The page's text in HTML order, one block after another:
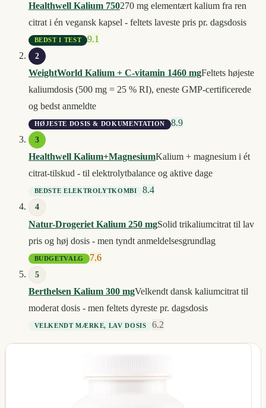
Healthwell Kalium 750270 mg elementært kalium fra ren
citrat i én vegansk kapsel - feltets laveste pris pr. dagsdosis
BEDST I TEST 9.1
2
WeightWorld Kalium + C-vitamin 1460 mgFeltets højeste
kaliumdosis (500 mg = 25 % RI), eneste GMP-certificerede
og bedst anmeldte
HØJESTE DOSIS & DOKUMENTATION 8.9
3
Healthwell Kalium+MagnesiumKalium + magnesium i ét
citrat-tilskud - til elektrolytbalance og aktive dage
BEDSTE ELEKTROLYTKOMBI 8.4
4
Natur-Drogeriet Kalium 250 mgSolid trikaliumcitrat til lav
pris og høj dosis - men tyndt anmeldelsesgrundlag
BUDGETVALG 7.6
5
Berthelsen Kalium 300 mgVelkendt dansk kaliumcitrat til
moderat dosis - men feltets dyreste pr. dagsdosis
VELKENDT MÆRKE, LAV DOSIS 6.2